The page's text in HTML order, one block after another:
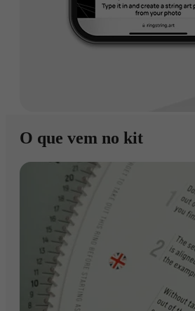
O que vem no kit